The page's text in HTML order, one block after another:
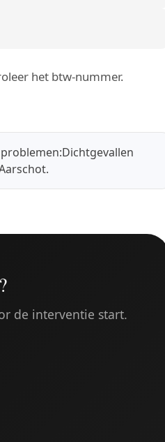
het btw-nummer.
Dichtgevallen
.
de interventie start.